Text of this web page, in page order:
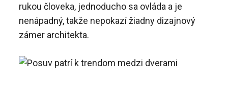
rukou človeka, jednoducho sa ovláda a je
nenápadný, takže nepokazí žiadny dizajnový
zámer architekta.